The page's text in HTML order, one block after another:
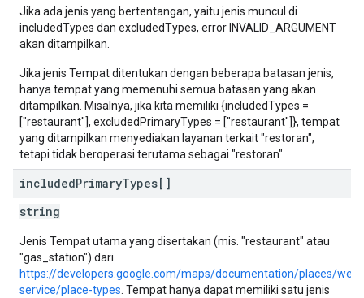
Jika ada jenis yang bertentangan, yaitu jenis muncul di
includedTypes dan excludedTypes, error INVALID_ARGUMENT
akan ditampilkan.
Jika jenis Tempat ditentukan dengan beberapa batasan jenis,
hanya tempat yang memenuhi semua batasan yang akan
ditampilkan. Misalnya, jika kita memiliki {includedTypes =
["restaurant"], excludedPrimaryTypes = ["restaurant"]}, tempat
yang ditampilkan menyediakan layanan terkait "restoran",
tetapi tidak beroperasi terutama sebagai "restoran".
includedPrimaryTypes[]
string
Jenis Tempat utama yang disertakan (mis. "restaurant" atau
"gas_station") dari
https://developers.google.com/maps/documentation/places/web-
service/place-types . Tempat hanya dapat memiliki satu jenis